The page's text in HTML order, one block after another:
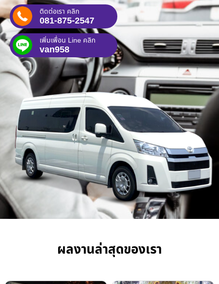
ติดต่อเรา คลิก
081-875-2547
เพิ่มเพื่อน Line คลิก
van958
ผลงานล่าสุดของเรา